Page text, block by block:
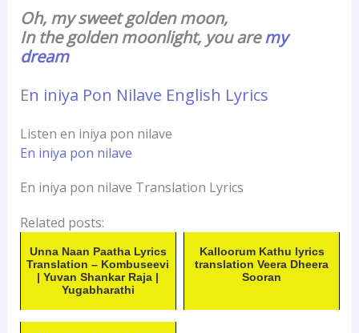
Oh, my sweet golden moon,
In the golden moonlight, you aremy
dream
En iniya Pon Nilave English Lyrics
Listen en iniya pon nilave
En iniya pon nilave
En iniya pon nilave Translation Lyrics
Related posts:
Unna Naan Paatha Lyrics
Translation – Kombuseevi
| Yuvan Shankar Raja |
Yugabharathi
Kalloorum Kathu lyrics
translation Veera Dheera
Sooran